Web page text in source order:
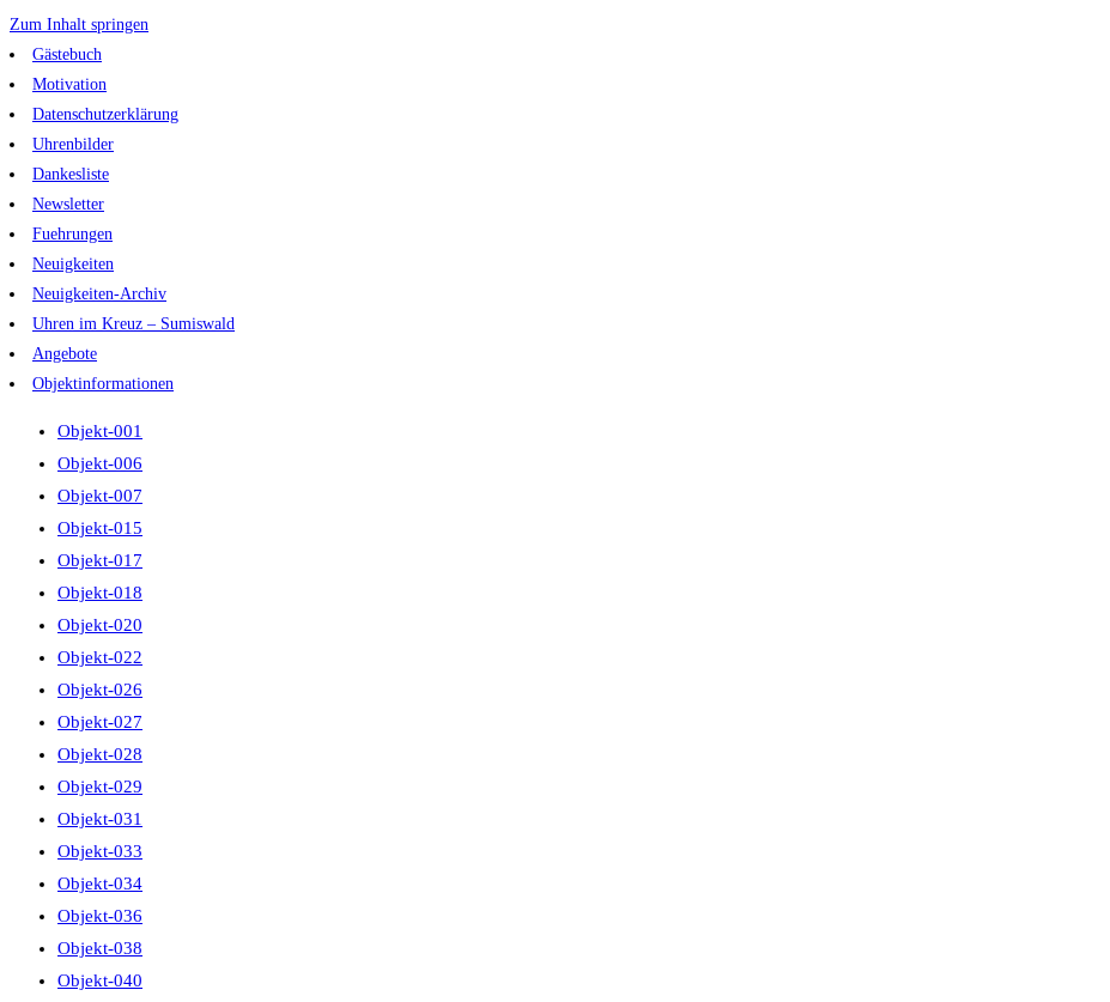
Zum Inhalt springen
Gästebuch
Motivation
Datenschutzerklärung
Uhrenbilder
Dankesliste
Newsletter
Fuehrungen
Neuigkeiten
Neuigkeiten-Archiv
Uhren im Kreuz – Sumiswald
Angebote
Objektinformationen
Objekt-001
Objekt-006
Objekt-007
Objekt-015
Objekt-017
Objekt-018
Objekt-020
Objekt-022
Objekt-026
Objekt-027
Objekt-028
Objekt-029
Objekt-031
Objekt-033
Objekt-034
Objekt-036
Objekt-038
Objekt-040